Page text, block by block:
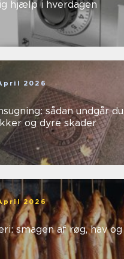
hjælp i hverdagen
2026
sådan undgår
og dyre skader
2026
smagen af røg, hav